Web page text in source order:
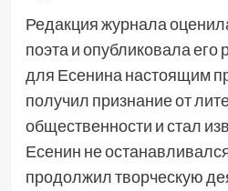
Редакция журнала
поэта и опубликовала его
для Есенина настоящим
получил признание от
общественности и стал
Есенин не
продолжил творческую